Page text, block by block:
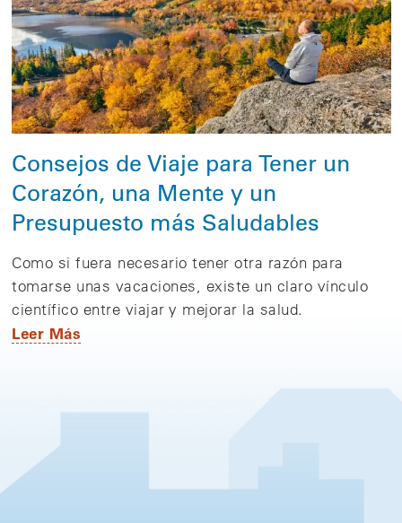
Consejos de Viaje para Tener un
Corazón, una Mente y un
Presupuesto más Saludables
Como si fuera necesario tener otra razón para
tomarse unas vacaciones, existe un claro vínculo
científico entre viajar y mejorar la salud.
Leer Más